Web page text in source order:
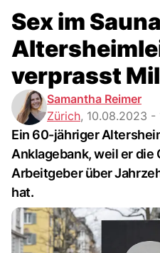
Sex im
verprasst
Samantha Reimer
Zürich, 10.08.2023 -
Ein 60-jähriger
Anklagebank, weil er die
Arbeitgeber über
hat.